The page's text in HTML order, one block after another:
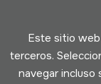
Este sitio
terceros.
navegar incluso